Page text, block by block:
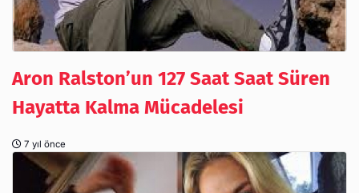
Aron Ralston’un 127 Saat Saat Süren
Hayatta Kalma Mücadelesi
7 yıl önce